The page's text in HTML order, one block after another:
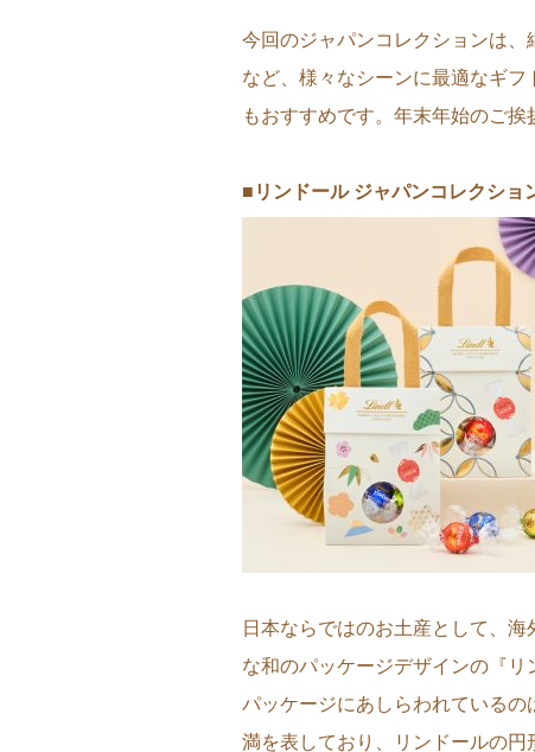
今回のジャパンコレクションは
など、様々なシーンに最適なギ
もおすすめです。年末年始のご挨
■リンドール ジャパンコレクショ
日本ならではのお土産として、
な和のパッケージデザインの『リ
パッケージにあしらわれている
満を表しており、リンドールの